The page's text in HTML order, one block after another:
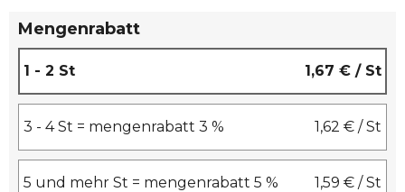
Mengenrabatt
1 - 2 St 1,67 € / St
3 - 4 St = mengenrabatt 3 % 1,62 € / St
5 und mehr St = mengenrabatt 5 % 1,59 € / St